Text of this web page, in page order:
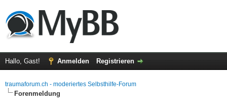
Hallo, Gast! Anmelden Registrieren
traumaforum.ch - moderiertes Selbsthilfe-Forum
Forenmeldung